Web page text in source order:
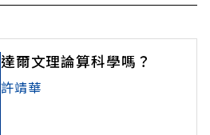
達爾文理論算科學嗎？
許靖華